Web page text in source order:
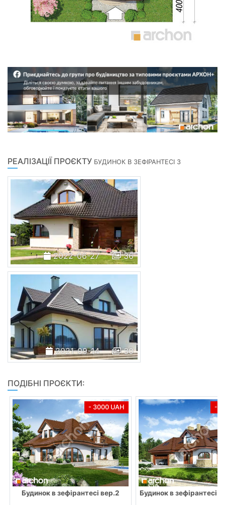
РЕАЛІЗАЦІЇ ПРОЄКТУ БУДИНОК В ЗЕФІРАНТЕСІ 3
2022-06-27 36
2021-09-14 30
ПОДІБНІ ПРОЄКТИ:
- 3000 UAH
Будинок в зефірантесі вер.2
-
Будинок в зефірантесі